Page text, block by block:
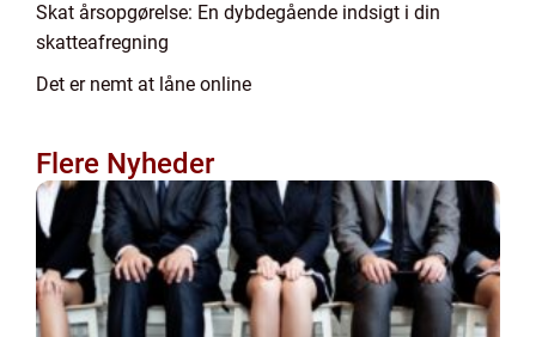
Skat årsopgørelse: En dybdegående indsigt i din
skatteafregning
Det er nemt at låne online
Flere Nyheder